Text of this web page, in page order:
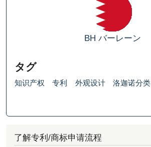
BH バーレーン
タグ
知识产权 专利 外观设计 洛迦诺分类
了解专利/商标申请流程